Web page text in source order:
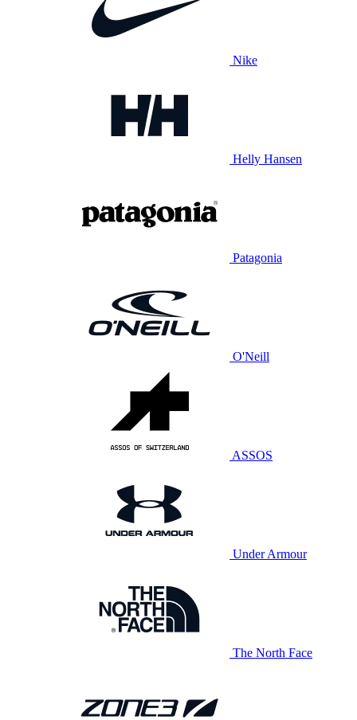
Nike
Helly Hansen
Patagonia
O'Neill
ASSOS
Under Armour
The North Face